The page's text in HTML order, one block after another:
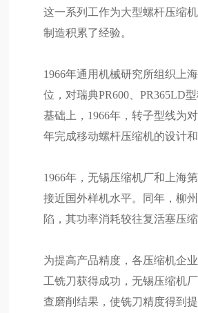
这一系列工作为大型螺杆压缩
制造积累了经验。
1966年通用机械研究所组织上
位，对瑞典PR600、PR365LD
基础上，1966年，转子型线为
年完成移动螺杆压缩机的设计和
1966年，无锡压缩机厂和上海
接近国外样机水平。同年，柳
陷，其功率消耗较往复活塞压
为提高产品精度，各压缩机企
工铣刀获得成功，无锡压缩机
查磨削结果，使铣刀精度得到提